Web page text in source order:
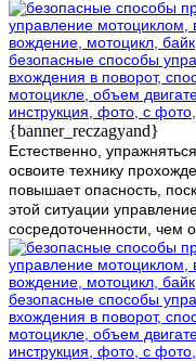
{banner_reczagyand}
Естественно,
освоите технику
повышает опасность,
этой ситуации
сосредоточенности, чем